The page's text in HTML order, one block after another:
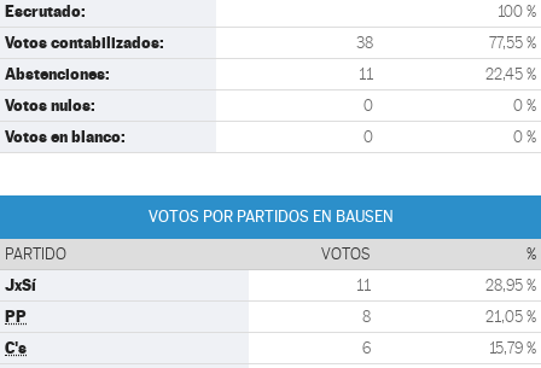
Escrutado: 100 %
Votos contabilizados: 38 77,55 %
Abstenciones: 11 22,45 %
Votos nulos: 0 0 %
Votos en blanco: 0 0 %
VOTOS POR PARTIDOS EN BAUSEN
PARTIDO VOTOS %
JxSí 11 28,95 %
PP 8 21,05 %
C's 6 15,79 %